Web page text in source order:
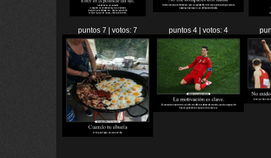
puntos 7 | votos: 7 puntos 4 | votos: 4